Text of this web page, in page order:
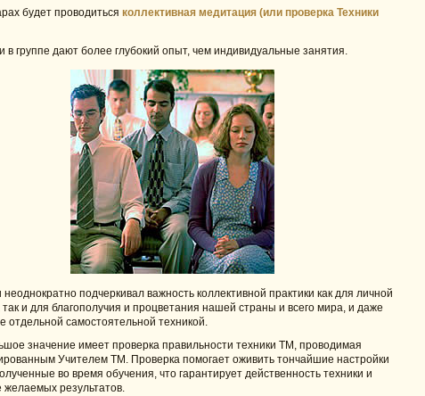
будет проводитьсяколлективная медитация (или проверка Техники
в группе дают более глубокий опыт, чем индивидуальные занятия.
подчеркивал важность коллективной практики как для личной
и для благополучия и процветания нашей страны и всего мира, и даже
отдельной самостоятельной техникой.
значение имеет проверка правильности техники ТМ, проводимая
Учителем ТМ. Проверка помогает оживить тончайшие настройки
во время обучения, что гарантирует действенность техники и
желаемых результатов.